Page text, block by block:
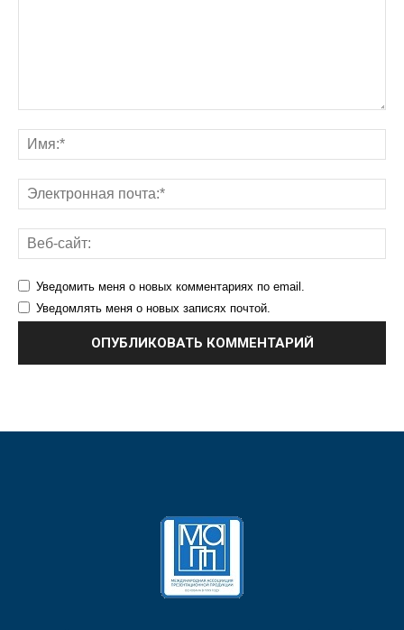
Уведомить меня о новых комментариях по email.
Уведомлять меня о новых записях почтой.